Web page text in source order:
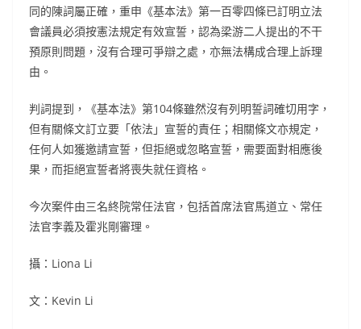
同的陳詞屬正確，重申《基本法》第一百零四條已訂明立法
會議員必須按憲法規定有效宣誓，認為梁游二人提出的不干
預原則問題，沒有合理可爭辯之處，亦無法構成合理上訴理
由。
判詞提到，《基本法》第104條雖然沒有列明誓詞確切用字，
但有關條文訂立要「依法」宣誓的責任；相關條文亦規定，
任何人如獲邀請宣誓，但拒絕或忽略宣誓，需要面對相應後
果，而拒絕宣誓者將喪失就任資格。
今次案件由三名終院常任法官，包括首席法官馬道立、常任
法官李義及霍兆剛審理。
攝： Liona Li
文： Kevin Li